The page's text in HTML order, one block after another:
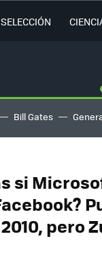
Bill Gates
si
pero